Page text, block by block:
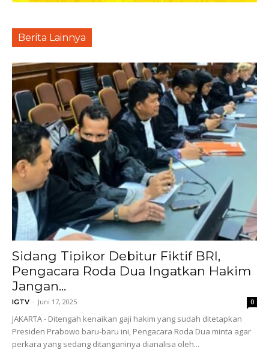
Berita Lainnya
Sidang Tipikor Debitur Fiktif BRI,
Pengacara Roda Dua Ingatkan Hakim
Jangan...
IGTV - Juni 17, 2025 0
JAKARTA - Ditengah kenaikan gaji hakim yang sudah ditetapkan
Presiden Prabowo baru-baru ini, Pengacara Roda Dua minta agar
perkara yang sedang ditanganinya dianalisa oleh...